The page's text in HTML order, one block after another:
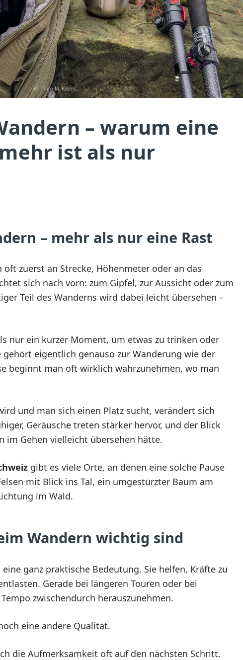
– warum eine
ist als nur
– mehr als nur eine Rast
zuerst an Strecke, Höhenmeter oder an das
sich nach vorn: zum Gipfel, zur Aussicht oder zum
Teil des Wanderns wird dabei leicht übersehen –
nur ein kurzer Moment, um etwas zu trinken oder
gehört eigentlich genauso zur Wanderung wie der
beginnt man oft wirklich wahrzunehmen, wo man
und man sich einen Platz sucht, verändert sich
Geräusche treten stärker hervor, und der Blick
im Gehen vielleicht übersehen hätte.
gibt es viele Orte, an denen eine solche Pause
mit Blick ins Tal, ein umgestürzter Baum am
im Wald.
Wandern wichtig sind
ganz praktische Bedeutung. Sie helfen, Kräfte zu
Gerade bei längeren Touren oder bei
zwischendurch herauszunehmen.
eine andere Qualität.
die Aufmerksamkeit oft auf den nächsten Schritt.